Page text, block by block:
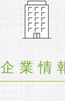
企業情